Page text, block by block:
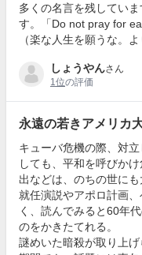
多くの名言を残してい
す。「Do not pray for
（楽な人生を願うな。
しょうやんさん
1位の評価
永遠の若きアメリカ
キューバ危機の際、対
しても、平和を呼びか
出などは、のちの世にも
就任演説やアポロ計画
く、読んでみると60年
のをかきたてれる。
謎めいた暗殺が取り上